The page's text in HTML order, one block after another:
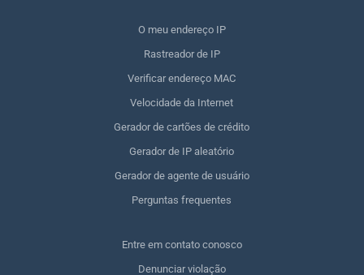
O meu endereço IP
Rastreador de IP
Verificar endereço MAC
Velocidade da Internet
Gerador de cartões de crédito
Gerador de IP aleatório
Gerador de agente de usuário
Perguntas frequentes
Entre em contato conosco
Denunciar violação